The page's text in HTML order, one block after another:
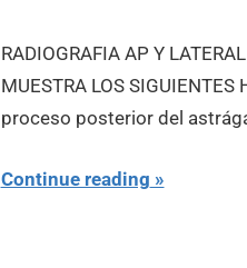
RADIOGRAFIA AP Y
MUESTRA LOS
proceso posterior del
Continue reading